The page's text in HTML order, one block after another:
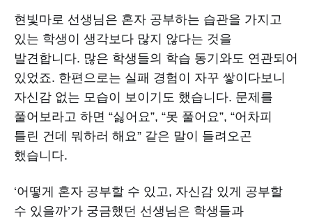
현빛마로 선생님은 혼자 공부하는 습관을 가지고
있는 학생이 생각보다 많지 않다는 것을
발견합니다. 많은 학생들의 학습 동기와도 연관되어
있었죠. 한편으로는 실패 경험이 자꾸 쌓이다보니
자신감 없는 모습이 보이기도 했습니다. 문제를
풀어보라고 하면 “싫어요”, “못 풀어요”, “어차피
틀린 건데 뭐하러 해요” 같은 말이 들려오곤
했습니다.
‘어떻게 혼자 공부할 수 있고, 자신감 있게 공부할
수 있을까’가 궁금했던 선생님은 학생들과